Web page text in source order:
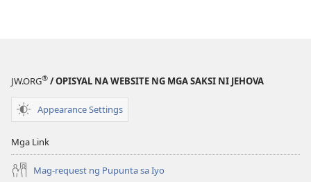
JW.ORG® / OPISYAL NA WEBSITE NG MGA SAKSI NI JEHOVA
Appearance Settings
Mga Link
Mag-request ng Pupunta sa Iyo